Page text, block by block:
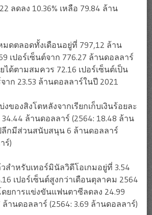
ลดลง 10.36% เหลือ 79.84 ล้าน
ดตลอดทั้งเดือนอยู่ที่ 797,12 ล้าน
เปอร์เซ็นต์จาก 776.27 ล้านดอลลาร์
ด้ตามสมควร 72.16 เปอร์เซ็นต์เป็น
าก 23.53 ล้านดอลลาร์ในปี 2021
ของสิงโตหลังจากเรียกเก็บเงินร้อยละ
ล้านดอลลาร์ (2564: 18.48 ล้าน
ลีกมีส่วนสนับสนุน 6 ล้านดอลลาร์
ร์)
สำหรับเทอร์มินัลวิดีโอเกมอยู่ที่ 3.54
เปอร์เซ็นต์สูงกว่าเดือนตุลาคม 2564
ดยการแข่งขันแฟนตาซีลดลง 24.99
ล้านดอลลาร์ (2564: 3.69 ล้านดอลลาร์)